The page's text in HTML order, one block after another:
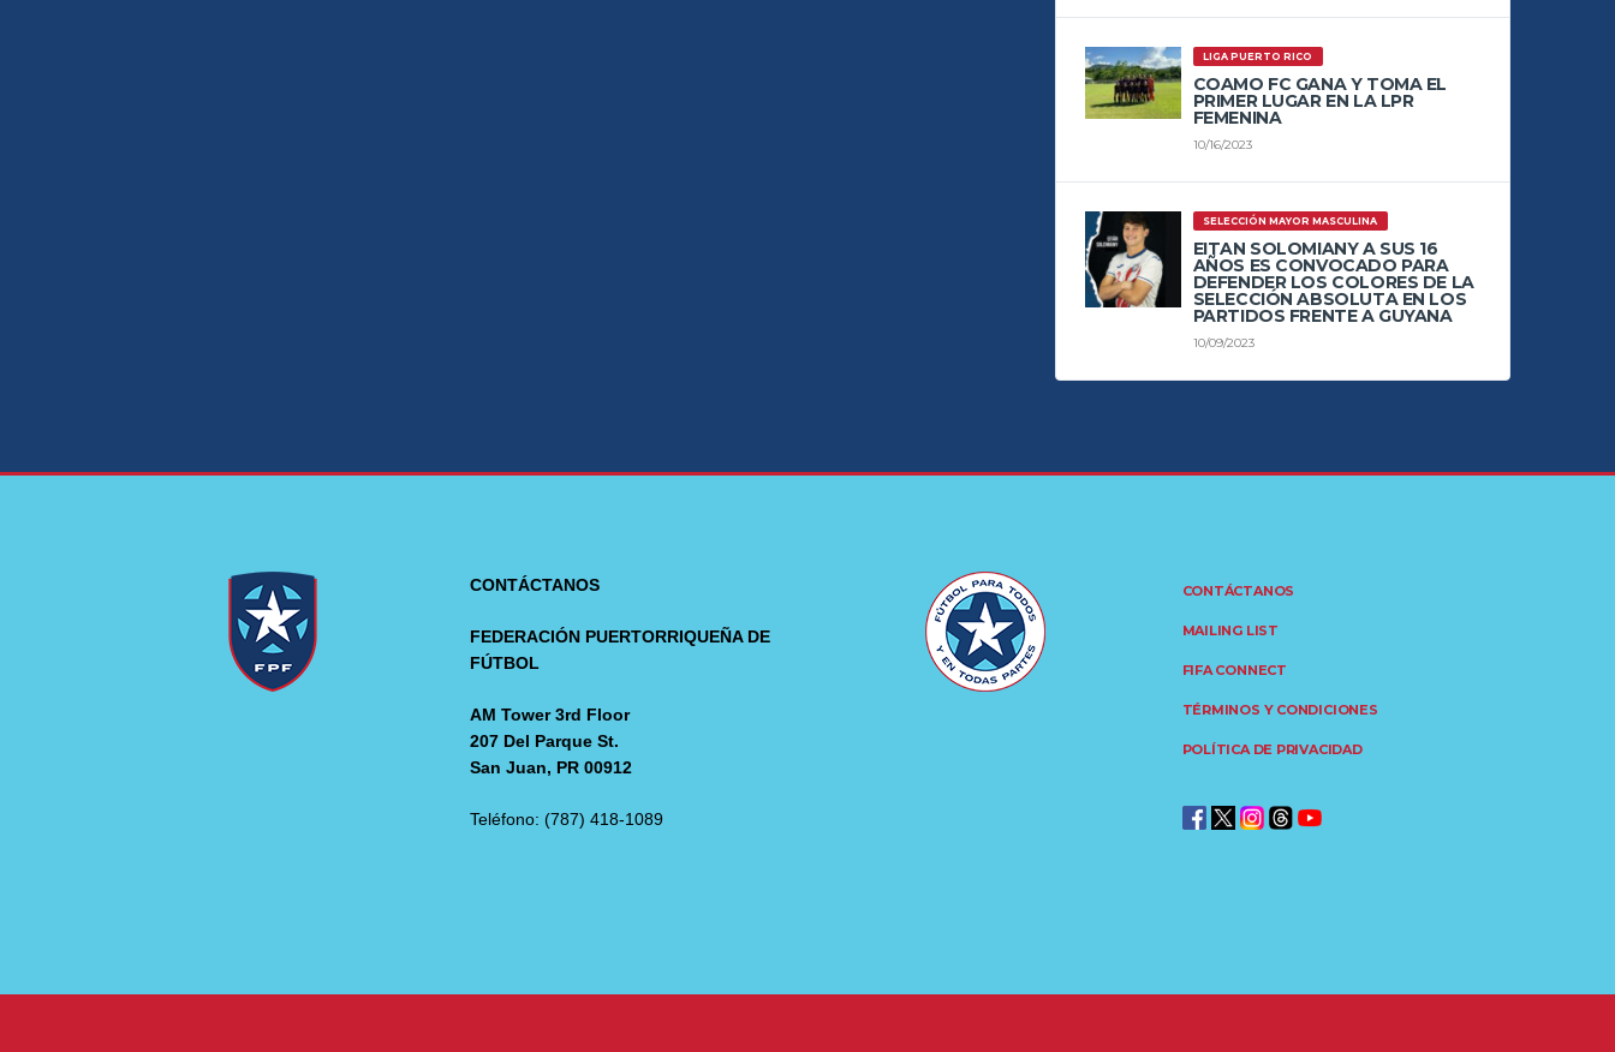
LIGA PUERTO RICO
COAMO FC GANA Y TOMA EL
PRIMER LUGAR EN LA LPR
FEMENINA
10/16/2023
SELECCIÓN MAYOR MASCULINA
EITAN SOLOMIANY A SUS 16
AÑOS ES CONVOCADO PARA
DEFENDER LOS COLORES DE LA
SELECCIÓN ABSOLUTA EN LOS
PARTIDOS FRENTE A GUYANA
10/09/2023
CONTÁCTANOS
FEDERACIÓN PUERTORRIQUEÑA DE
FÚTBOL
AM Tower 3rd Floor
207 Del Parque St.
San Juan, PR 00912
Teléfono: (787) 418-1089
CONTÁCTANOS
MAILING LIST
FIFA CONNECT
TÉRMINOS Y CONDICIONES
POLÍTICA DE PRIVACIDAD